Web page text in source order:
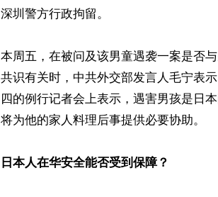
深圳警方行政拘留。
本周五，在被问及该男童遇袭一案是否
共识有关时，中共外交部发言人毛宁表
四的例行记者会上表示，遇害男孩是日
将为他的家人料理后事提供必要协助。
日本人在华安全能否受到保障？